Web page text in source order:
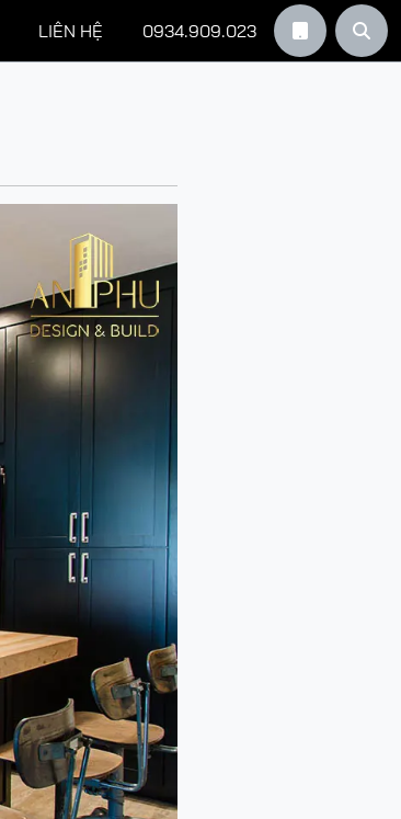
LIÊN HỆ 0934.909.023 